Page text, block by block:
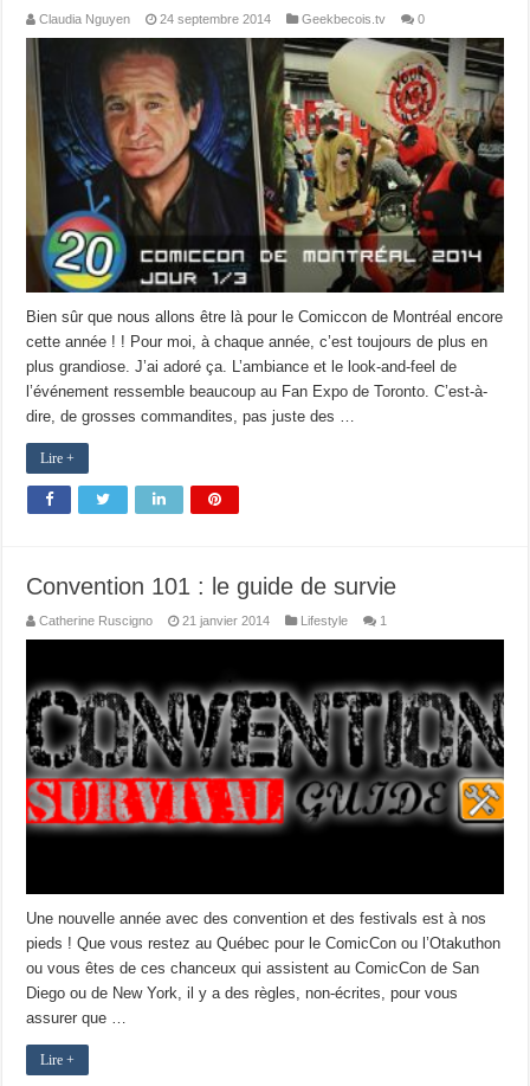
Claudia Nguyen 24 septembre 2014 Geekbecois.tv 0
Bien sûr que nous allons être là pour le Comiccon de Montréal encore
cette année ! ! Pour moi, à chaque année, c’est toujours de plus en
plus grandiose. J’ai adoré ça. L’ambiance et le look-and-feel de
l’événement ressemble beaucoup au Fan Expo de Toronto. C’est-à-
dire, de grosses commandites, pas juste des …
Lire +
Convention 101 : le guide de survie
Catherine Ruscigno 21 janvier 2014 Lifestyle 1
Une nouvelle année avec des convention et des festivals est à nos
pieds ! Que vous restez au Québec pour le ComicCon ou l’Otakuthon
ou vous êtes de ces chanceux qui assistent au ComicCon de San
Diego ou de New York, il y a des règles, non-écrites, pour vous
assurer que …
Lire +